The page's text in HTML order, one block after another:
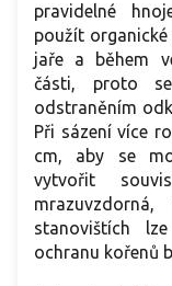
pravidelné
použít organické
jaře a během
části, proto
odstraněním
Při sázení více
cm, aby se
vytvořit
stanovištích
ochranu kořenů